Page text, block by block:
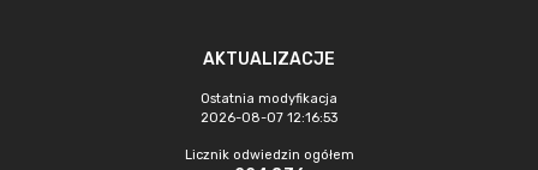
AKTUALIZACJE
Ostatnia modyfikacja
2026-08-07 12:16:53
Licznik odwiedzin ogółem